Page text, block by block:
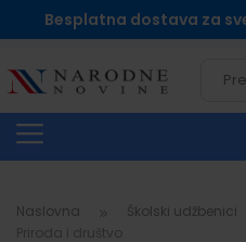
Besplatna dostava za
Naslovna Školski udžbenici